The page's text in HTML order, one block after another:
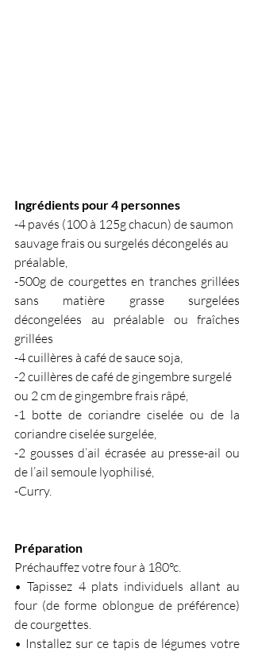
Ingrédients pour 4 personnes
-4 pavés (100 à 125g chacun) de saumon
sauvage frais ou surgelés décongelés au
préalable,
-500g de courgettes en tranches grillées
sans matière grasse surgelées
décongelées au préalable ou fraîches
grillées
-4 cuillères à café de sauce soja,
-2 cuillères de café de gingembre surgelé
ou 2 cm de gingembre frais râpé,
-1 botte de coriandre ciselée ou de la
coriandre ciselée surgelée,
-2 gousses d’ail écrasée au presse-ail ou
de l’ail semoule lyophilisé,
-Curry.
Préparation
Préchauffez votre four à 180°c.
• Tapissez 4 plats individuels allant au
four (de forme oblongue de préférence)
de courgettes.
• Installez sur ce tapis de légumes votre